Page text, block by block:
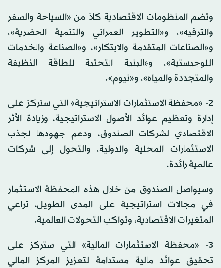
وتضم المنظومات الاقتصادية كلاً من «السياحة والسفر
والترفيه»، و«التطوير العمراني والتنمية الحضرية»،
و«الصناعات المتقدمة والابتكار»، و«الصناعة والخدمات
اللوجيستية»، و«البنية التحتية للطاقة النظيفة
والمتجددة والمياه»، و«نيوم».
2- «محفظة الاستثمارات الاستراتيجية» التي ستركز على
إدارة وتعظيم عوائد الأصول الاستراتيجية، وزيادة الأثر
الاقتصادي لشركات الصندوق، ودعم جهودها لجذب
الاستثمارات المحلية والدولية، والتحول إلى شركات
عالمية رائدة.
وسيواصل الصندوق من خلال هذه المحفظة الاستثمار
في مجالات استراتيجية على المدى الطويل، تراعي
المتغيرات الاقتصادية، وتواكب التحولات العالمية.
3- «محفظة الاستثمارات المالية» التي ستركز على
تحقيق عوائد مالية مستدامة لتعزيز المركز المالي